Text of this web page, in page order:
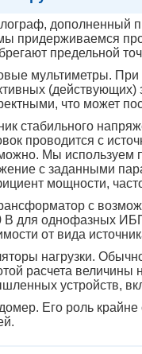
дополненный
придерживаемся
предельной
мультиметры. При
(действующих)
что может
стабильного
проводится с
Мы используем
с заданными
мощности,
с
В для однофазных
от вида
нагрузки.
расчета величины
устройств,
Его роль